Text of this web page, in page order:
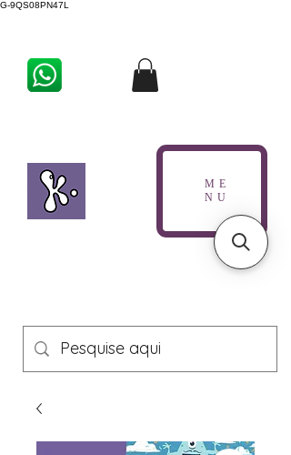
G-9QS08PN47L
ME
NU